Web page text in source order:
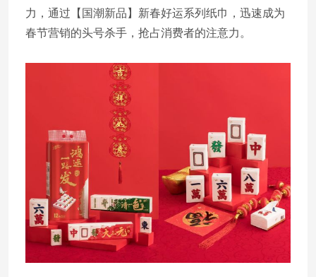
力，通过【国潮新品】新春好运系列纸巾，迅速成为
春节营销的头号杀手，抢占消费者的注意力。